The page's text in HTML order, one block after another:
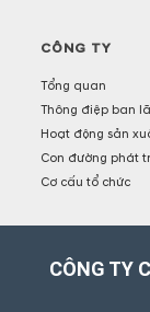
CÔNG TY
Tổng quan
Thông điệp ban
Hoạt động sản
Con đường phát
Cơ cấu tổ chức
CÔNG TY